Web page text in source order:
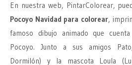
En nuestra web, PintarColorear,
Pocoyo Navidad para colorear,
famoso dibujo animado que
Pocoyo. Junto a sus amigos
Dormilón) y la mascota Loula